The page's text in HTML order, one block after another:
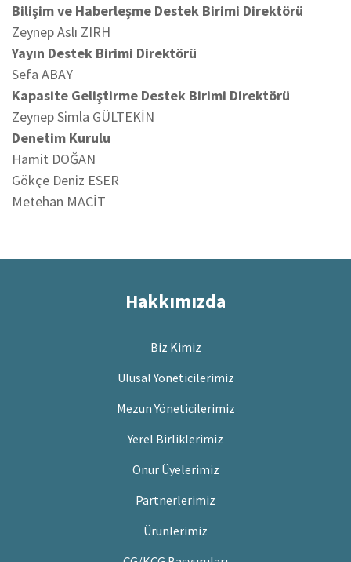
Bilişim ve Haberleşme Destek Birimi Direktörü
Zeynep Aslı ZIRH
Yayın Destek Birimi Direktörü
Sefa ABAY
Kapasite Geliştirme Destek Birimi Direktörü
Zeynep Simla GÜLTEKİN
Denetim Kurulu
Hamit DOĞAN
Gökçe Deniz ESER
Metehan MACİT
Hakkımızda
Biz Kimiz
Ulusal Yöneticilerimiz
Mezun Yöneticilerimiz
Yerel Birliklerimiz
Onur Üyelerimiz
Partnerlerimiz
Ürünlerimiz